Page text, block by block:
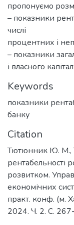
пропонуємо
– показники
числі
процентних і
– показники
і власного
Keywords
показники
банку
Citation
Тютюнник Ю. М.,
рентабельності
розвитком.
економічних
практ. конф. (м.
2024. Ч. 2. С.